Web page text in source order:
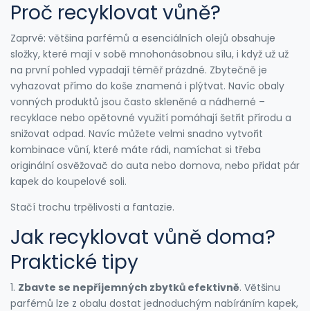
Proč recyklovat vůně?
Zaprvé: většina parfémů a esenciálních olejů obsahuje
složky, které mají v sobě mnohonásobnou sílu, i když už už
na první pohled vypadají téměř prázdné. Zbytečně je
vyhazovat přímo do koše znamená i plýtvat. Navíc obaly
vonných produktů jsou často skleněné a nádherné –
recyklace nebo opětovné využití pomáhají šetřit přírodu a
snižovat odpad. Navíc můžete velmi snadno vytvořit
kombinace vůní, které máte rádi, namíchat si třeba
originální osvěžovač do auta nebo domova, nebo přidat pár
kapek do koupelové soli.
Stačí trochu trpělivosti a fantazie.
Jak recyklovat vůně doma?
Praktické tipy
1. Zbavte se nepříjemných zbytků efektivně. Většinu
parfémů lze z obalu dostat jednoduchým nabíráním kapek,